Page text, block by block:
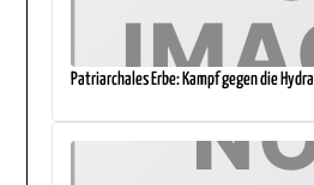
Patriarchales Erbe: Kampf gegen die Hydra